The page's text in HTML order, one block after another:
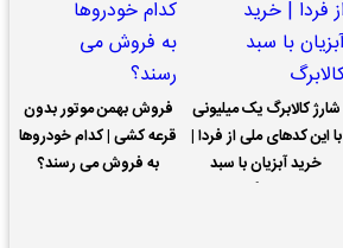
شارژ کالابرگ یک میلیونی
با این کدهای ملی از فردا |
خرید آبزیان با سبد
فروش بهمن موتور بدون
قرعه کشی | کدام خودروها
به فروش می رسند؟